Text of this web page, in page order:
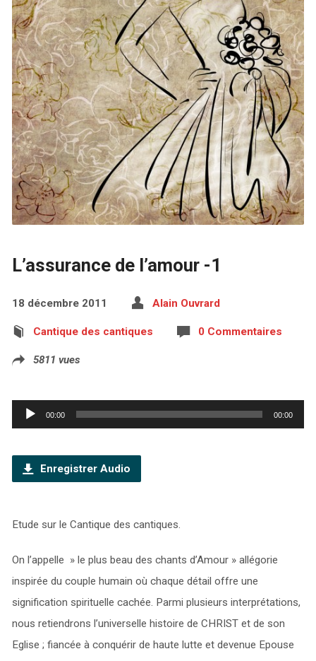
L’assurance de l’amour -1
18 décembre 2011 Alain Ouvrard
Cantique des cantiques 0 Commentaires
5811 vues
Lecteur
audio
00:00 00:00
Enregistrer Audio
Etude sur le Cantique des cantiques.
On l’appelle » le plus beau des chants d’Amour » allégorie
inspirée du couple humain où chaque détail offre une
signification spirituelle cachée. Parmi plusieurs interprétations,
nous retiendrons l’universelle histoire de CHRIST et de son
Eglise ; fiancée à conquérir de haute lutte et devenue Epouse